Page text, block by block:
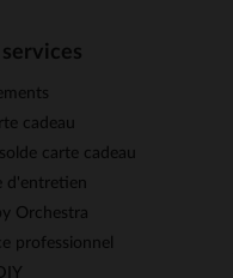
services
cadeau
carte cadeau
d'entretien
Orchestra
professionnel